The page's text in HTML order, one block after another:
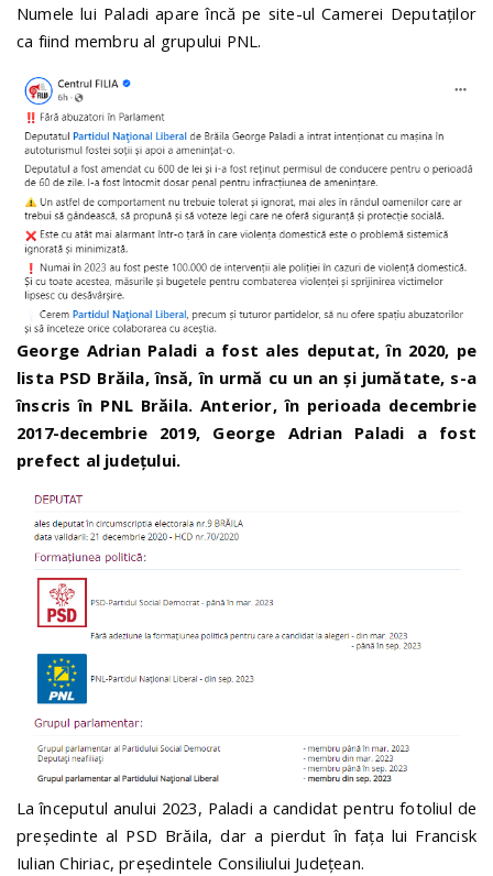
Numele lui Paladi apare încă pe site-ul Camerei Deputaților
ca fiind membru al grupului PNL.
George Adrian Paladi a fost ales deputat, în 2020, pe
lista PSD Brăila, însă, în urmă cu un an și jumătate, s-a
înscris în PNL Brăila. Anterior, în perioada decembrie
2017-decembrie 2019, George Adrian Paladi a fost
prefect al județului.
La începutul anului 2023, Paladi a candidat pentru fotoliul de
președinte al PSD Brăila, dar a pierdut în fața lui Francisk
Iulian Chiriac, președintele Consiliului Județean.